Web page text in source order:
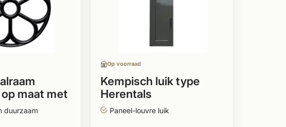
maat met
duurzaam
Op voorraad
Kempisch luik type
Herentals
Paneel-louvre luik